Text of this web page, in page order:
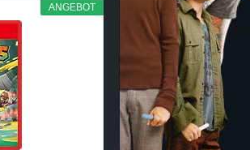
ANGEBOT